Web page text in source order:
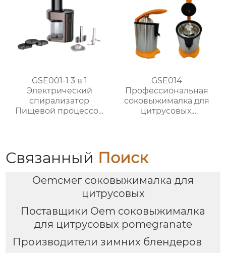
GSE001-1 3 в 1
Электрический
спирализатор
Пищевой процессор
GSE014
Профессиональная
соковыжималка для
цитрусовых,
Связанный Поиск
Oemсмег соковыжималка для
цитрусовых
Поставщики Oem соковыжималка
для цитрусовых pomegranate
Производители зимних блендеров